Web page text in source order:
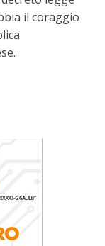
il coraggio